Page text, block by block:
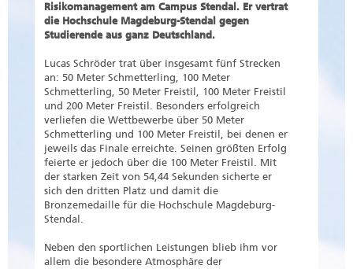
Risikomanagement am Campus Stendal. Er vertrat
die Hochschule Magdeburg-Stendal gegen
Studierende aus ganz Deutschland.
Lucas Schröder trat über insgesamt fünf Strecken
an: 50 Meter Schmetterling, 100 Meter
Schmetterling, 50 Meter Freistil, 100 Meter Freistil
und 200 Meter Freistil. Besonders erfolgreich
verliefen die Wettbewerbe über 50 Meter
Schmetterling und 100 Meter Freistil, bei denen er
jeweils das Finale erreichte. Seinen größten Erfolg
feierte er jedoch über die 100 Meter Freistil. Mit
der starken Zeit von 54,44 Sekunden sicherte er
sich den dritten Platz und damit die
Bronzemedaille für die Hochschule Magdeburg-
Stendal.
Neben den sportlichen Leistungen blieb ihm vor
allem die besondere Atmosphäre der